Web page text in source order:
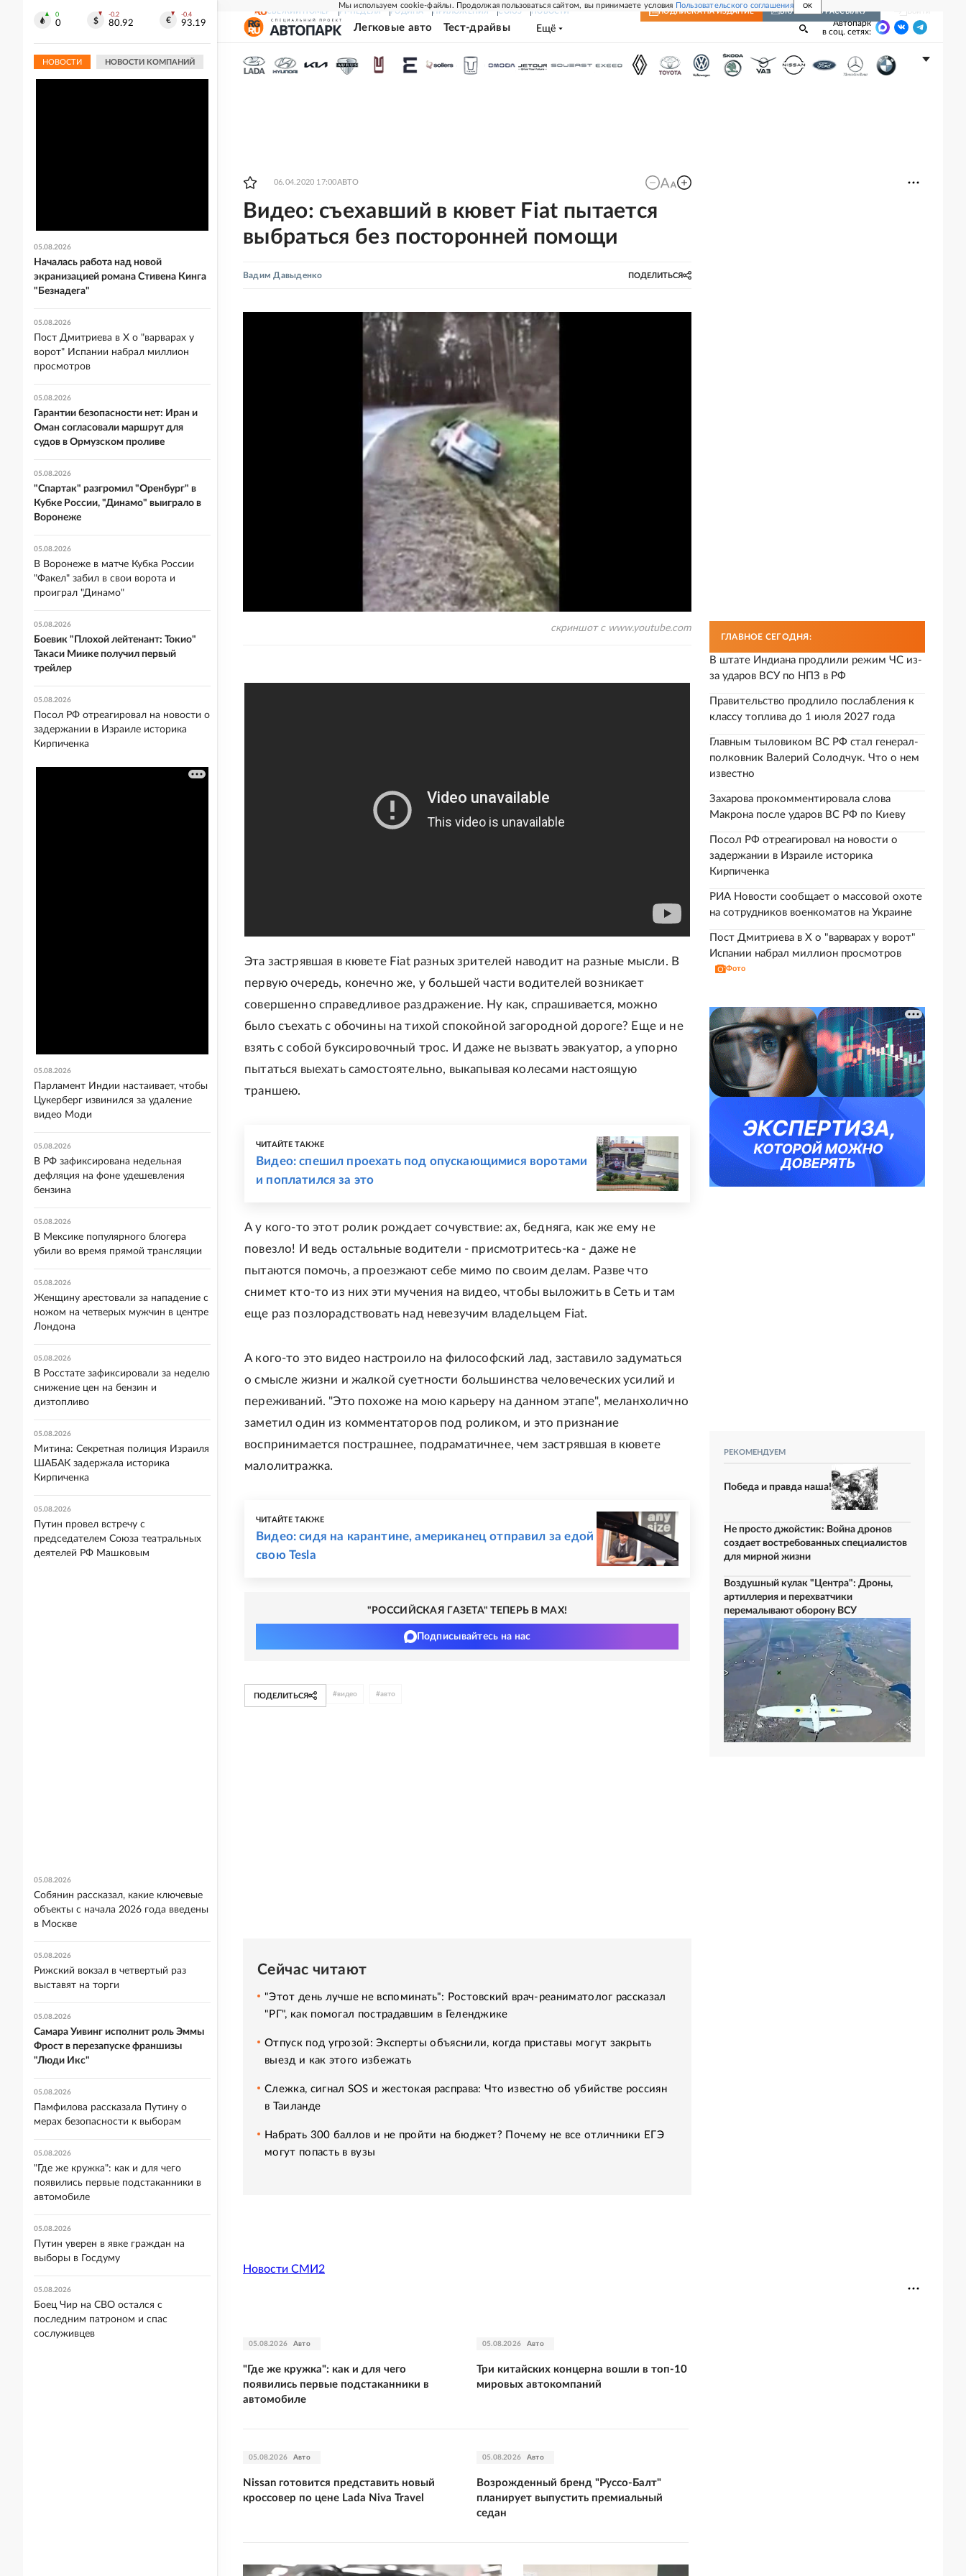
Мы используем cookie-файлы. Продолжая пользоваться сайтом, вы принимаете условия Пользовательского соглашения OK
СВЕЖИЙ НОМЕР РГ-НЕДЕЛЯ РОДИНА ПРИЛОЖЕНИЯ СОЮЗ НОВОСТИ ПОДПИСКА НА ИЗДАНИЕ ВКЛЮЧИТЬ РАССЫЛКУ
Легковые авто Тест-драйвы Ещё
Автопарк
в соц. сетях:
06.04.2020 17:00АВТО
Видео: съехавший в кювет Fiat пытается
выбраться без посторонней помощи
Вадим Давыденко ПОДЕЛИТЬСЯ
скриншот с www.youtube.com
Эта застрявшая в кювете Fiat разных зрителей наводит на разные мысли. В
первую очередь, конечно же, у большей части водителей возникает
совершенно справедливое раздражение. Ну как, спрашивается, можно
было съехать с обочины на тихой спокойной загородной дороге? Еще и не
взять с собой буксировочный трос. И даже не вызвать эвакуатор, а упорно
пытаться выехать самостоятельно, выкапывая колесами настоящую
траншею.
ЧИТАЙТЕ ТАКЖЕ
Видео: спешил проехать под опускающимися воротами
и поплатился за это
А у кого-то этот ролик рождает сочувствие: ах, бедняга, как же ему не
повезло! И ведь остальные водители - присмотритесь-ка - даже не
пытаются помочь, а проезжают себе мимо по своим делам. Разве что
снимет кто-то из них эти мучения на видео, чтобы выложить в Сеть и там
еще раз позлорадствовать над невезучим владельцем Fiat.
А кого-то это видео настроило на философский лад, заставило задуматься
о смысле жизни и жалкой суетности большинства человеческих усилий и
переживаний. "Это похоже на мою карьеру на данном этапе", меланхолично
заметил один из комментаторов под роликом, и это признание
воспринимается пострашнее, подраматичнее, чем застрявшая в кювете
малолитражка.
ЧИТАЙТЕ ТАКЖЕ
Видео: сидя на карантине, американец отправил за едой
свою Tesla
"РОССИЙСКАЯ ГАЗЕТА" ТЕПЕРЬ В MAX!
Подписывайтесь на нас
ПОДЕЛИТЬСЯ #видео #авто
Сейчас читают
"Этот день лучше не вспоминать": Ростовский врач-реаниматолог рассказал
"РГ", как помогал пострадавшим в Геленджике
Отпуск под угрозой: Эксперты объяснили, когда приставы могут закрыть
выезд и как этого избежать
Слежка, сигнал SOS и жестокая расправа: Что известно об убийстве россиян
в Таиланде
Набрать 300 баллов и не пройти на бюджет? Почему не все отличники ЕГЭ
могут попасть в вузы
Новости СМИ2
05.08.2026 Авто
"Где же кружка": как и для чего
появились первые подстаканники в
автомобиле
05.08.2026 Авто
Три китайских концерна вошли в топ-10
мировых автокомпаний
05.08.2026 Авто
Nissan готовится представить новый
кроссовер по цене Lada Niva Travel
05.08.2026 Авто
Возрожденный бренд "Руссо-Балт"
планирует выпустить премиальный
седан
ГЛАВНОЕ СЕГОДНЯ:
В штате Индиана продлили режим ЧС из-
за ударов ВСУ по НПЗ в РФ
Правительство продлило послабления к
классу топлива до 1 июля 2027 года
Главным тыловиком ВС РФ стал генерал-
полковник Валерий Солодчук. Что о нем
известно
Захарова прокомментировала слова
Макрона после ударов ВС РФ по Киеву
Посол РФ отреагировал на новости о
задержании в Израиле историка
Кирпиченка
РИА Новости сообщает о массовой охоте
на сотрудников военкоматов на Украине
Пост Дмитриева в X о "варварах у ворот"
Испании набрал миллион просмотров
Фото
РЕКОМЕНДУЕМ
Победа и правда наша!
Не просто джойстик: Война дронов
создает востребованных специалистов
для мирной жизни
Воздушный кулак "Центра": Дроны,
артиллерия и перехватчики
перемалывают оборону ВСУ
0
0
-0.2
80.92
-0.4
93.19
НОВОСТИ НОВОСТИ КОМПАНИЙ
05.08.2026
Началась работа над новой
экранизацией романа Стивена Кинга
"Безнадега"
05.08.2026
Пост Дмитриева в X о "варварах у
ворот" Испании набрал миллион
просмотров
05.08.2026
Гарантии безопасности нет: Иран и
Оман согласовали маршрут для
судов в Ормузском проливе
05.08.2026
"Спартак" разгромил "Оренбург" в
Кубке России, "Динамо" выиграло в
Воронеже
05.08.2026
В Воронеже в матче Кубка России
"Факел" забил в свои ворота и
проиграл "Динамо"
05.08.2026
Боевик "Плохой лейтенант: Токио"
Такаси Миике получил первый
трейлер
05.08.2026
Посол РФ отреагировал на новости о
задержании в Израиле историка
Кирпиченка
05.08.2026
Парламент Индии настаивает, чтобы
Цукерберг извинился за удаление
видео Моди
05.08.2026
В РФ зафиксирована недельная
дефляция на фоне удешевления
бензина
05.08.2026
В Мексике популярного блогера
убили во время прямой трансляции
05.08.2026
Женщину арестовали за нападение с
ножом на четверых мужчин в центре
Лондона
05.08.2026
В Росстате зафиксировали за неделю
снижение цен на бензин и
дизтопливо
05.08.2026
Митина: Секретная полиция Израиля
ШАБАК задержала историка
Кирпиченка
05.08.2026
Путин провел встречу с
председателем Союза театральных
деятелей РФ Машковым
05.08.2026
Собянин рассказал, какие ключевые
объекты с начала 2026 года введены
в Москве
05.08.2026
Рижский вокзал в четвертый раз
выставят на торги
05.08.2026
Самара Уивинг исполнит роль Эммы
Фрост в перезапуске франшизы
"Люди Икс"
05.08.2026
Памфилова рассказала Путину о
мерах безопасности к выборам
05.08.2026
"Где же кружка": как и для чего
появились первые подстаканники в
автомобиле
05.08.2026
Путин уверен в явке граждан на
выборы в Госдуму
05.08.2026
Боец Чир на СВО остался с
последним патроном и спас
сослуживцев